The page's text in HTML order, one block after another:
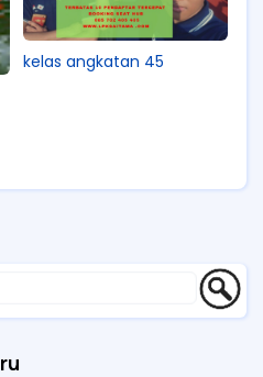
kelas angkatan 45